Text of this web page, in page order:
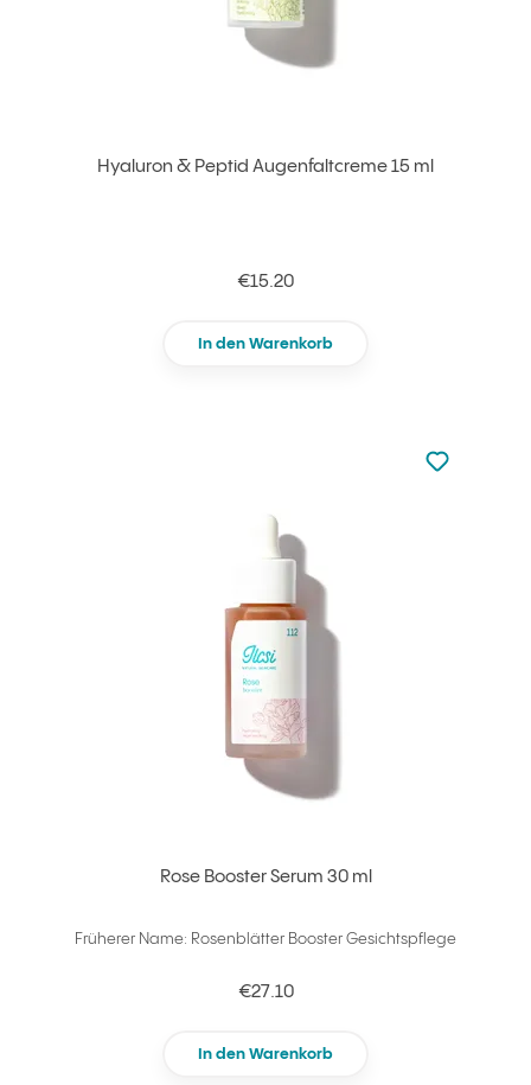
Hyaluron & Peptid Augenfaltcreme 15 ml
€15.20
In den Warenkorb
Rose Booster Serum 30 ml
Früherer Name: Rosenblätter Booster Gesichtspflege
€27.10
In den Warenkorb
zu den
zu Ihren